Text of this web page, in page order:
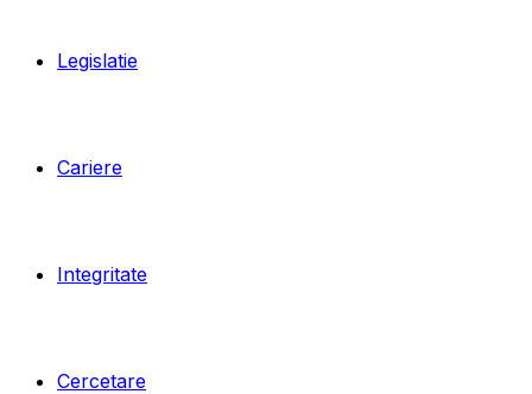
Legislatie
Cariere
Integritate
Cercetare